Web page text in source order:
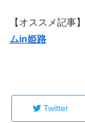
【オススメ記事】
ムin姫路
Twitter